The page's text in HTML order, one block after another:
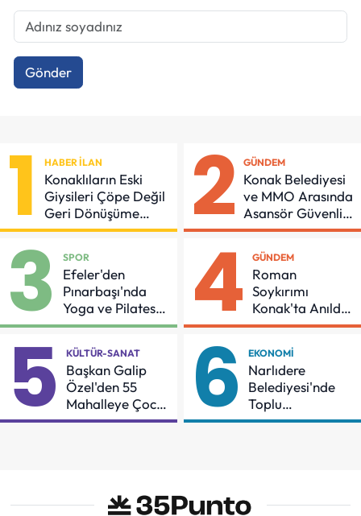
Gönder
1 HABER İLAN
Konaklıların Eski
Giysileri Çöpe Değil
Geri Dönüşüme
Gidiyor
2 GÜNDEM
Konak Belediyesi
ve MMO Arasında
Asansör Güvenliği
İçin Önemli
3 SPOR
Efeler'den
Pınarbaşı'nda
Yoga ve Pilates
Buluşması
4 GÜNDEM
Roman
Soykırımı
Konak'ta Anıldı:
"Eşit Bir Yaşam
Sürdüreceğiz"
5 KÜLTÜR-SANAT
Başkan Galip
Özel'den 55
Mahalleye Çocuk
Şenliği
6 EKONOMI
Narlıdere
Belediyesi'nde
Toplu
Sözleşmeye